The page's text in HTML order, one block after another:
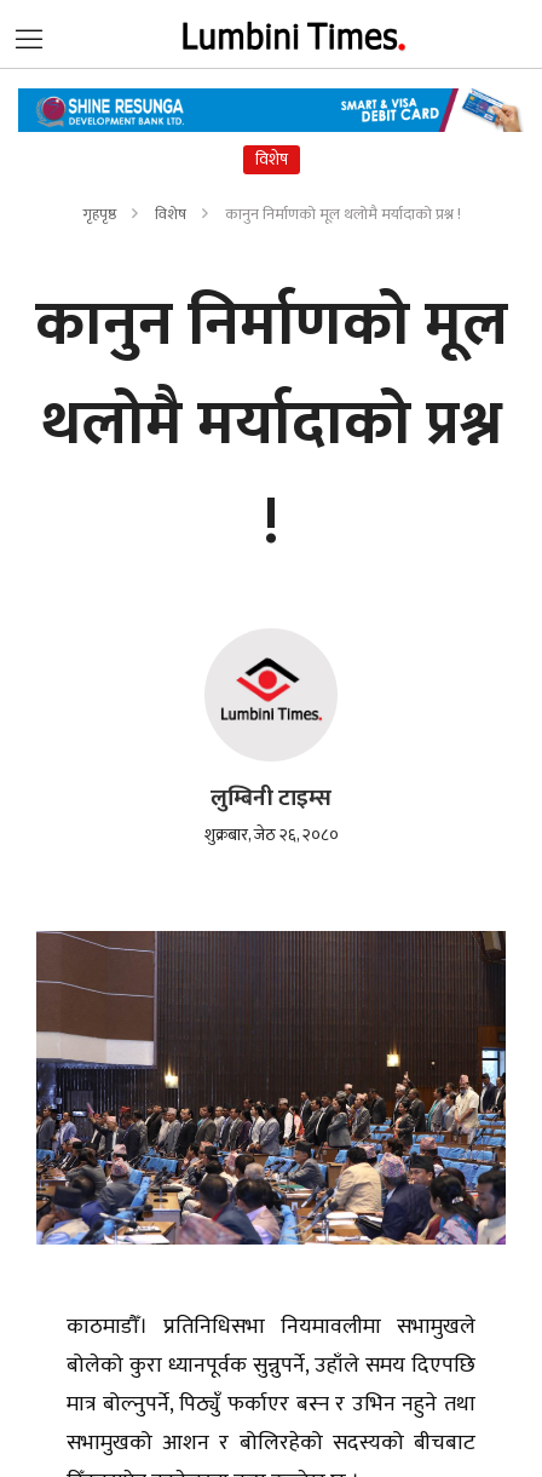
विशेष
गृहपृष्ठ विशेष कानुन निर्माणको मूल थलोमै मर्यादाको प्रश्न !
कानुन निर्माणको मूल
थलोमै मर्यादाको प्रश्न
!
लुम्बिनी टाइम्स
शुक्रबार, जेठ २६, २०८०
काठमाडौँ। प्रतिनिधिसभा नियमावलीमा सभामुखले
बोलेको कुरा ध्यानपूर्वक सुन्नुपर्ने, उहाँले समय दिएपछि
मात्र बोल्नुपर्ने, पिठ्युँ फर्काएर बस्न र उभिन नहुने तथा
सभामुखको आशन र बोलिरहेको सदस्यको बीचबाट